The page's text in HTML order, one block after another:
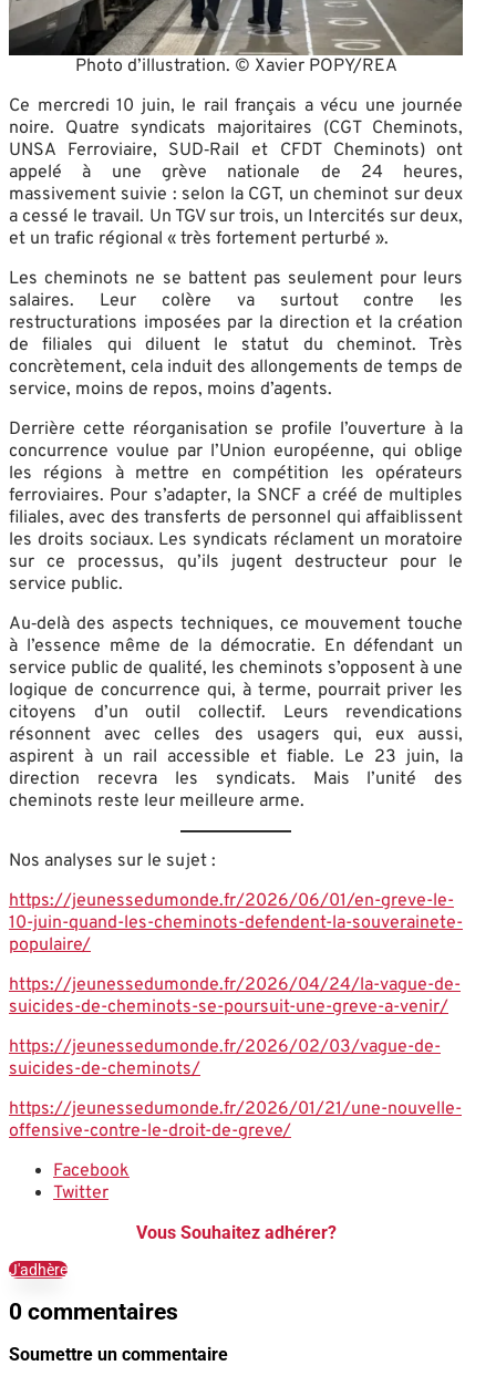
Photo d’illustration. © Xavier POPY/REA
Ce mercredi 10 juin, le rail français a vécu une journée
noire. Quatre syndicats majoritaires (CGT Cheminots,
UNSA Ferroviaire, SUD‑Rail et CFDT Cheminots) ont
appelé à une grève nationale de 24 heures,
massivement suivie : selon la CGT, un cheminot sur deux
a cessé le travail. Un TGV sur trois, un Intercités sur deux,
et un trafic régional « très fortement perturbé ».
Les cheminots ne se battent pas seulement pour leurs
salaires. Leur colère va surtout contre les
restructurations imposées par la direction et la création
de filiales qui diluent le statut du cheminot. Très
concrètement, cela induit des allongements de temps de
service, moins de repos, moins d’agents.
Derrière cette réorganisation se profile l’ouverture à la
concurrence voulue par l’Union européenne, qui oblige
les régions à mettre en compétition les opérateurs
ferroviaires. Pour s’adapter, la SNCF a créé de multiples
filiales, avec des transferts de personnel qui affaiblissent
les droits sociaux. Les syndicats réclament un moratoire
sur ce processus, qu’ils jugent destructeur pour le
service public.
Au‑delà des aspects techniques, ce mouvement touche
à l’essence même de la démocratie. En défendant un
service public de qualité, les cheminots s’opposent à une
logique de concurrence qui, à terme, pourrait priver les
citoyens d’un outil collectif. Leurs revendications
résonnent avec celles des usagers qui, eux aussi,
aspirent à un rail accessible et fiable. Le 23 juin, la
direction recevra les syndicats. Mais l’unité des
cheminots reste leur meilleure arme.
Nos analyses sur le sujet :
https://jeunessedumonde.fr/2026/06/01/en-greve-le-
10-juin-quand-les-cheminots-defendent-la-souverainete-
populaire/
https://jeunessedumonde.fr/2026/04/24/la-vague-de-
suicides-de-cheminots-se-poursuit-une-greve-a-venir/
https://jeunessedumonde.fr/2026/02/03/vague-de-
suicides-de-cheminots/
https://jeunessedumonde.fr/2026/01/21/une-nouvelle-
offensive-contre-le-droit-de-greve/
Facebook
Twitter
Vous Souhaitez adhérer?
J'adhère
0 commentaires
Soumettre un commentaire